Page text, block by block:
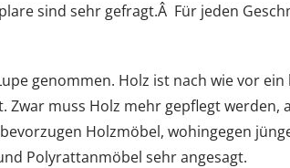
sind sehr gefragt.Â Für jeden
genommen. Holz ist nach wie vor
muss Holz mehr gepflegt werden,
Holzmöbel, wohingegen
Polyrattanmöbel sehr angesagt.